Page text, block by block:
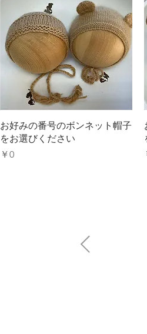
クイックビュー
お好みの番号のボンネット帽子
をお選びください
価格
￥0